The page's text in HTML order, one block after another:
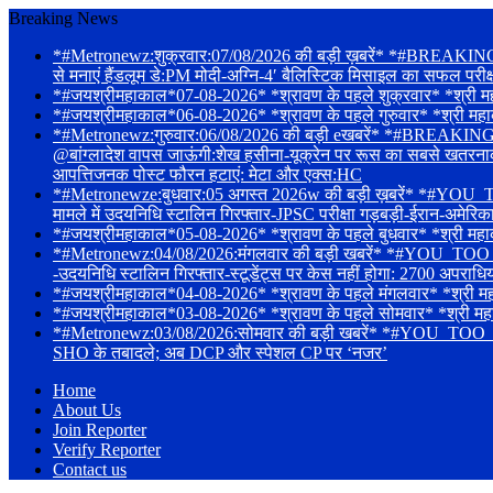
Breaking News
*#Metronewz:शुक्रवार:07/08/2026 की बड़ी ख़बरें*
से मनाएं हैंडलूम डे:PM मोदी-अग्नि-4′ बैलिस्टिक मिसाइल का सफल
*#जयश्रीमहाकाल*07-08-2026* *श्रावण के पहले शुक्रवार* *श्री
*#जयश्रीमहाकाल*06-08-2026* *श्रावण के पहले गुरुवार* *श्री
*#Metronewz:गुरुवार:06/08/2026 की बड़ी eखबरें*
@बांग्लादेश वापस जाऊंगी:शेख हसीना-यूक्रेन पर रूस का सबसे
आपत्तिजनक पोस्ट फौरन हटाएं: मेटा और एक्स:HC
*#Metronewze:बुधवार:05 अगस्त 2026w की बड़ी ख़बरें*
मामले में उदयनिधि स्टालिन गिरफ्तार-JPSC परीक्षा गड़बड़ी-ईरान-
*#जयश्रीमहाकाल*05-08-2026* *श्रावण के पहले बुधवार* *श्री
*#Metronewz:04/08/2026:मंगलवार की बड़ी खबरें*
-उदयनिधि स्टालिन गिरफ्तार-स्टूडेंट्स पर केस नहीं होगा: 2700
*#जयश्रीमहाकाल*04-08-2026* *श्रावण के पहले मंगलवार* *श्री
*#जयश्रीमहाकाल*03-08-2026* *श्रावण के पहले सोमवार* *श्री
*#Metronewz:03/08/2026:सोमवार की बड़ी खबरें*
SHO के तबादले; अब DCP और स्पेशल CP पर ‘नजर’
Home
About Us
Join Reporter
Verify Reporter
Contact us